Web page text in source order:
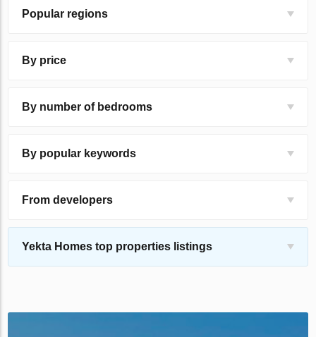
Popular regions
By price
By number of bedrooms
By popular keywords
From developers
Yekta Homes top properties listings